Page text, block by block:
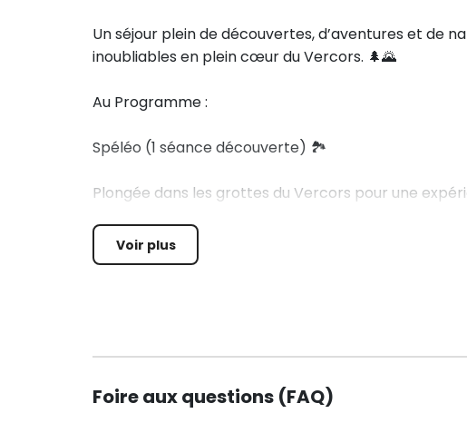
Un séjour plein de découvertes, d’aventures et de
inoubliables en plein cœur du Vercors. 🌲🌄
Au Programme :
Spéléo (1 séance découverte) 🏞️
Plongée dans les grottes du Vercors pour une
Équitation (1 séance) 🐴
magique à partager avec les animaux ! 🐎💖
Escalade (1 séance) 🧗‍♀️
Voir plus
Foire aux questions (FAQ)